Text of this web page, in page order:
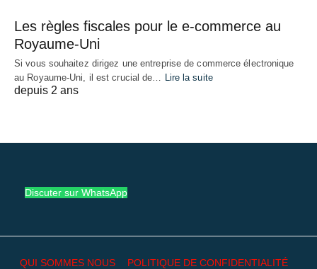
Les règles fiscales pour le e-commerce au
Royaume-Uni
Si vous souhaitez dirigez une entreprise de commerce électronique
au Royaume-Uni, il est crucial de… Lire la suite
depuis 2 ans
Discuter sur WhatsApp
QUI SOMMES NOUS POLITIQUE DE CONFIDENTIALITÉ